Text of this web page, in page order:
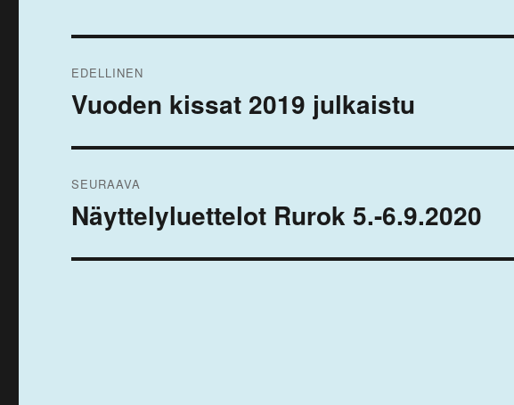
selaus
EDELLINEN
Edellinen
Vuoden kissat 2019 julkaistu
SEURAAVA
Seuraava
artikkeli:
Näyttelyluettelot Rurok 5.-6.9.2020